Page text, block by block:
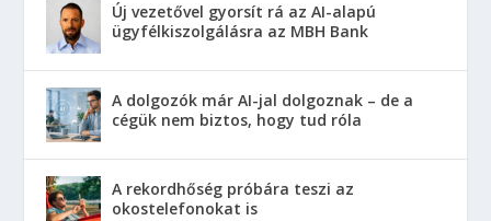
Új vezetővel gyorsít rá az AI-alapú
ügyfélkiszolgálásra az MBH Bank
A dolgozók már AI-jal dolgoznak – de a
cégük nem biztos, hogy tud róla
A rekordhőség próbára teszi az
okostelefonokat is